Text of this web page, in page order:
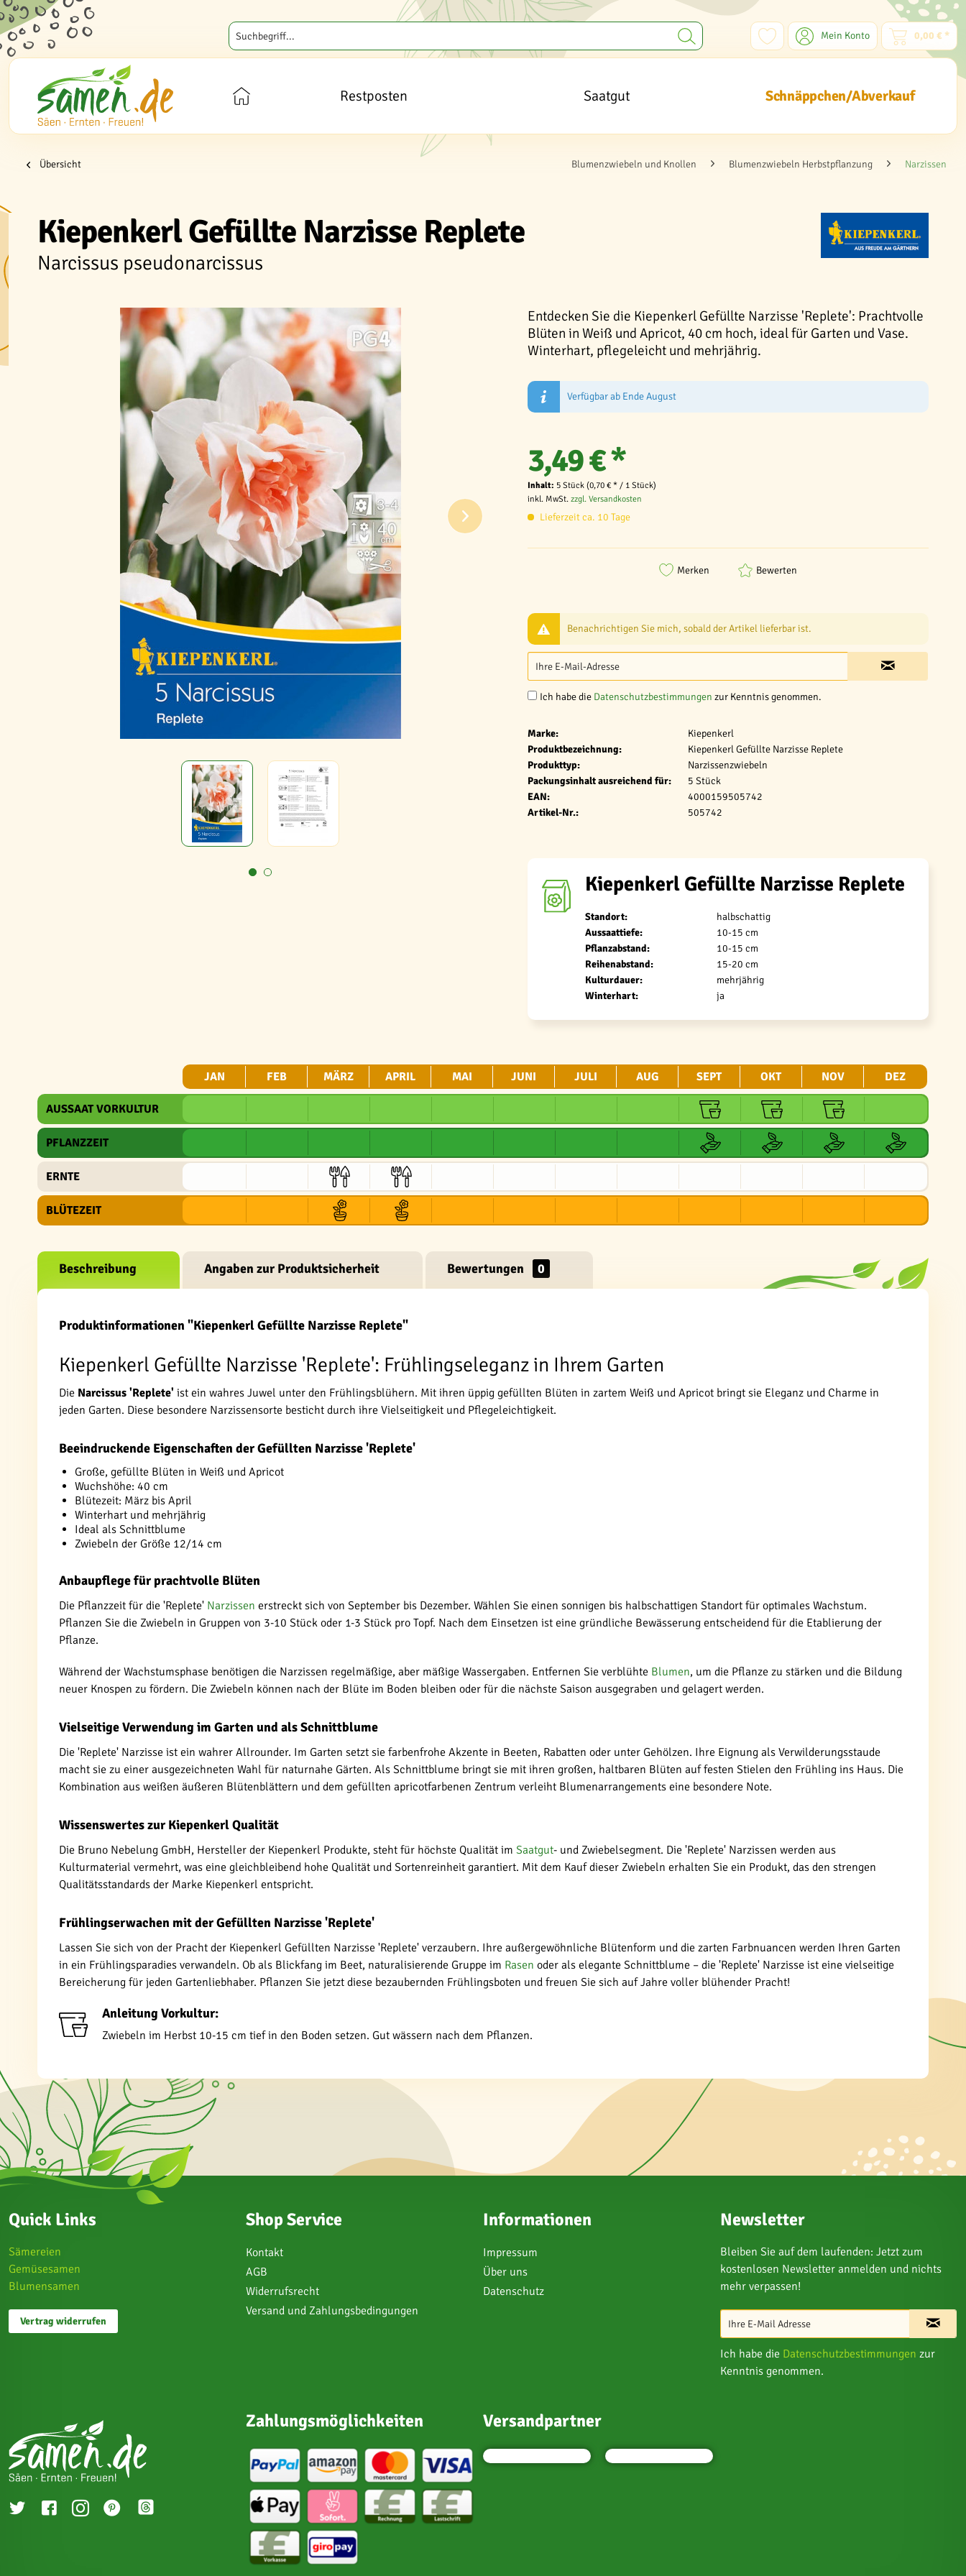
Mein Konto 0,00 € *
Restposten Saatgut Schnäppchen/Abverkauf
Übersicht Blumenzwiebeln und Knollen Blumenzwiebeln Herbstpflanzung Narzissen
Kiepenkerl Gefüllte Narzisse Replete
Narcissus pseudonarcissus
Entdecken Sie die Kiepenkerl Gefüllte Narzisse 'Replete': Prachtvolle
Blüten in Weiß und Apricot, 40 cm hoch, ideal für Garten und Vase.
Winterhart, pflegeleicht und mehrjährig.
Verfügbar ab Ende August
Benachrichtigen Sie mich, sobald der Artikel lieferbar ist.
Ich habe die Datenschutzbestimmungen zur Kenntnis genommen.
Marke:
Kiepenkerl
Produktbezeichnung:
Kiepenkerl Gefüllte Narzisse Replete
Produkttyp:
Narzissenzwiebeln
Packungsinhalt ausreichend für:
5 Stück
EAN:
4000159505742
Artikel-Nr.:
505742
3,49 € *
Inhalt: 5 Stück (0,70 € * / 1 Stück)
inkl. MwSt. zzgl. Versandkosten
Lieferzeit ca. 10 Tage
Merken Bewerten
Kiepenkerl Gefüllte Narzisse Replete
Standort:
halbschattig
Aussaattiefe:
10-15 cm
Pflanzabstand:
10-15 cm
Reihenabstand:
15-20 cm
Kulturdauer:
mehrjährig
Winterhart:
ja
JAN FEB MÄRZ APRIL MAI JUNI JULI AUG SEPT OKT NOV DEZ
AUSSAAT VORKULTUR
PFLANZZEIT
ERNTE
BLÜTEZEIT
Beschreibung Angaben zur Produktsicherheit Bewertungen 0
Produktinformationen "Kiepenkerl Gefüllte Narzisse Replete"
Kiepenkerl Gefüllte Narzisse 'Replete': Frühlingseleganz in Ihrem Garten
Die Narcissus 'Replete' ist ein wahres Juwel unter den Frühlingsblühern. Mit ihren üppig gefüllten Blüten in zartem Weiß und Apricot bringt sie Eleganz und Charme in
jeden Garten. Diese besondere Narzissensorte besticht durch ihre Vielseitigkeit und Pflegeleichtigkeit.
Beeindruckende Eigenschaften der Gefüllten Narzisse 'Replete'
Große, gefüllte Blüten in Weiß und Apricot
Wuchshöhe: 40 cm
Blütezeit: März bis April
Winterhart und mehrjährig
Ideal als Schnittblume
Zwiebeln der Größe 12/14 cm
Anbaupflege für prachtvolle Blüten
Die Pflanzzeit für die 'Replete' Narzissen erstreckt sich von September bis Dezember. Wählen Sie einen sonnigen bis halbschattigen Standort für optimales Wachstum.
Pflanzen Sie die Zwiebeln in Gruppen von 3-10 Stück oder 1-3 Stück pro Topf. Nach dem Einsetzen ist eine gründliche Bewässerung entscheidend für die Etablierung der
Pflanze.
Während der Wachstumsphase benötigen die Narzissen regelmäßige, aber mäßige Wassergaben. Entfernen Sie verblühte Blumen, um die Pflanze zu stärken und die Bildung
neuer Knospen zu fördern. Die Zwiebeln können nach der Blüte im Boden bleiben oder für die nächste Saison ausgegraben und gelagert werden.
Vielseitige Verwendung im Garten und als Schnittblume
Die 'Replete' Narzisse ist ein wahrer Allrounder. Im Garten setzt sie farbenfrohe Akzente in Beeten, Rabatten oder unter Gehölzen. Ihre Eignung als Verwilderungsstaude
macht sie zu einer ausgezeichneten Wahl für naturnahe Gärten. Als Schnittblume bringt sie mit ihren großen, haltbaren Blüten auf festen Stielen den Frühling ins Haus. Die
Kombination aus weißen äußeren Blütenblättern und dem gefüllten apricotfarbenen Zentrum verleiht Blumenarrangements eine besondere Note.
Wissenswertes zur Kiepenkerl Qualität
Die Bruno Nebelung GmbH, Hersteller der Kiepenkerl Produkte, steht für höchste Qualität im Saatgut- und Zwiebelsegment. Die 'Replete' Narzissen werden aus
Kulturmaterial vermehrt, was eine gleichbleibend hohe Qualität und Sortenreinheit garantiert. Mit dem Kauf dieser Zwiebeln erhalten Sie ein Produkt, das den strengen
Qualitätsstandards der Marke Kiepenkerl entspricht.
Frühlingserwachen mit der Gefüllten Narzisse 'Replete'
Lassen Sie sich von der Pracht der Kiepenkerl Gefüllten Narzisse 'Replete' verzaubern. Ihre außergewöhnliche Blütenform und die zarten Farbnuancen werden Ihren Garten
in ein Frühlingsparadies verwandeln. Ob als Blickfang im Beet, naturalisierende Gruppe im Rasen oder als elegante Schnittblume – die 'Replete' Narzisse ist eine vielseitige
Bereicherung für jeden Gartenliebhaber. Pflanzen Sie jetzt diese bezaubernden Frühlingsboten und freuen Sie sich auf Jahre voller blühender Pracht!
Anleitung Vorkultur:
Zwiebeln im Herbst 10-15 cm tief in den Boden setzen. Gut wässern nach dem Pflanzen.
Quick Links
Sämereien
Gemüsesamen
Blumensamen
Vertrag widerrufen
Shop Service
Kontakt
AGB
Widerrufsrecht
Versand und Zahlungsbedingungen
Informationen
Impressum
Über uns
Datenschutz
Newsletter
Bleiben Sie auf dem laufenden: Jetzt zum
kostenlosen Newsletter anmelden und nichts
mehr verpassen!
Ich habe die Datenschutzbestimmungen zur
Kenntnis genommen.
Zahlungsmöglichkeiten Versandpartner